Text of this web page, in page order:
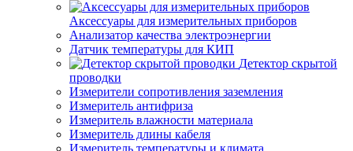
Аксессуары для измерительных приборов
Анализатор качества электроэнергии
Датчик температуры для КИП
Детектор скрытой
проводки
Измерители сопротивления заземления
Измеритель антифриза
Измеритель влажности материала
Измеритель длины кабеля
Измеритель температуры и климата